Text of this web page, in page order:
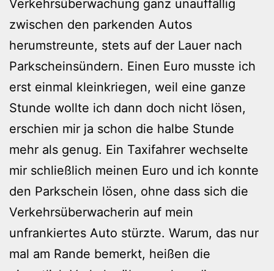
Verkehrsüberwachung ganz unauffällig
zwischen den parkenden Autos
herumstreunte, stets auf der Lauer nach
Parkscheinsündern. Einen Euro musste ich
erst einmal kleinkriegen, weil eine ganze
Stunde wollte ich dann doch nicht lösen,
erschien mir ja schon die halbe Stunde
mehr als genug. Ein Taxifahrer wechselte
mir schließlich meinen Euro und ich konnte
den Parkschein lösen, ohne dass sich die
Verkehrsüberwacherin auf mein
unfrankiertes Auto stürzte. Warum, das nur
mal am Rande bemerkt, heißen die